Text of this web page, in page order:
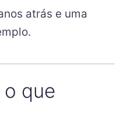
atrás e uma
que